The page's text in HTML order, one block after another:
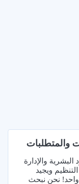
والمتطلبات
والإدارة
ويجيد
نحن نبحث